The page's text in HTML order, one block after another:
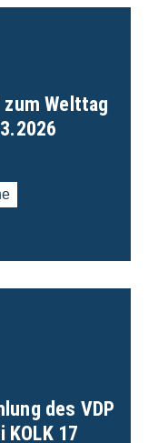
zum Welttag
des VDP
17